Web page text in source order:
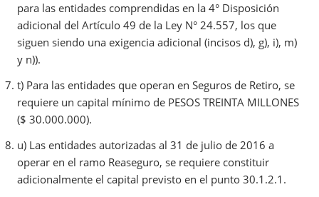
para las entidades comprendidas en la 4° Disposición
adicional del Artículo 49 de la Ley N° 24.557, los que
siguen siendo una exigencia adicional (incisos d), g), i), m)
y n)).
t) Para las entidades que operan en Seguros de Retiro, se
requiere un capital mínimo de PESOS TREINTA MILLONES
($ 30.000.000).
u) Las entidades autorizadas al 31 de julio de 2016 a
operar en el ramo Reaseguro, se requiere constituir
adicionalmente el capital previsto en el punto 30.1.2.1.